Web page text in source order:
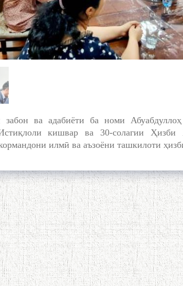
забон ва адабиёти ба номи
кишвар ва 30-солагии Ҳизби
илмӣ ва аъзоёни ташкилоти